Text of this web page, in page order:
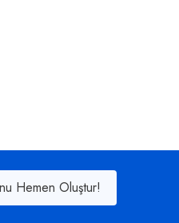
Hemen Oluştur!